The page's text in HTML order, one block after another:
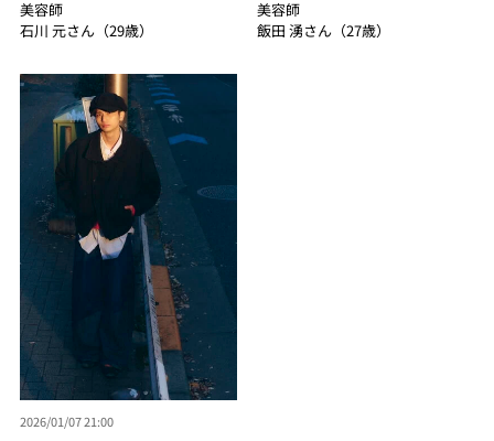
美容師
石川 元さん（29歳）
美容師
飯田 湧さん（27歳）
2026/01/07 21:00